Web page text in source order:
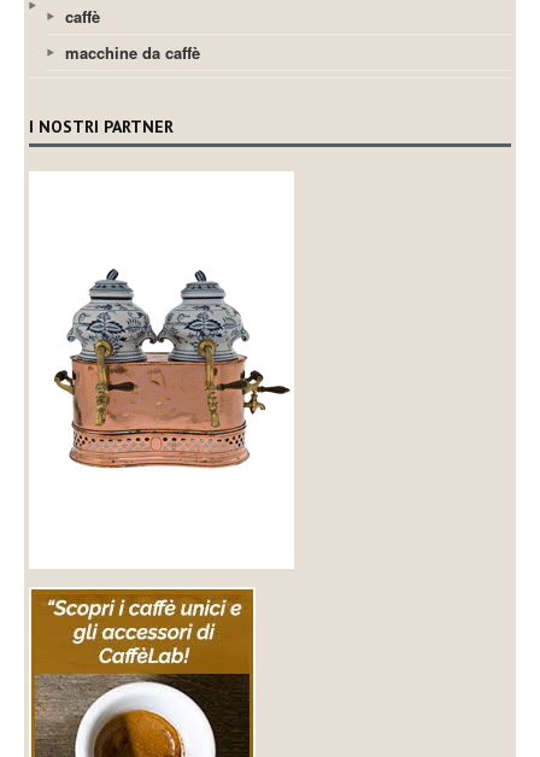
caffè
macchine da caffè
I NOSTRI PARTNER